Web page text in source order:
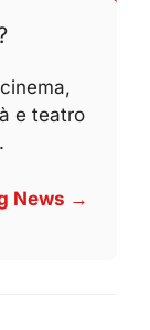
e teatro
News →